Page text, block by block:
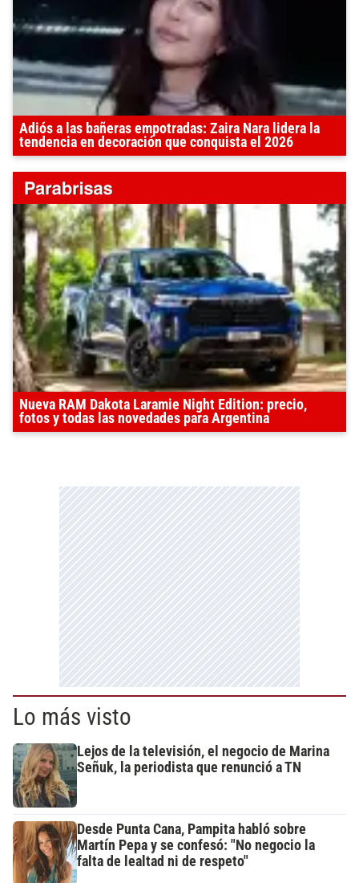
Adiós a las bañeras empotradas: Zaira Nara lidera la
tendencia en decoración que conquista el 2026
Nueva RAM Dakota Laramie Night Edition: precio,
fotos y todas las novedades para Argentina
Lo más visto
Lejos de la televisión, el negocio de Marina
Señuk, la periodista que renunció a TN
Desde Punta Cana, Pampita habló sobre
Martín Pepa y se confesó: "No negocio la
falta de lealtad ni de respeto"